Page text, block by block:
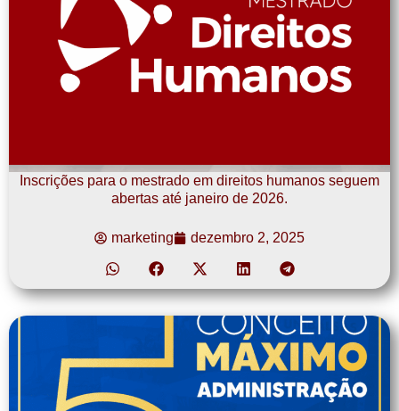
Inscrições para o mestrado em direitos humanos seguem
abertas até janeiro de 2026.
marketing dezembro 2, 2025